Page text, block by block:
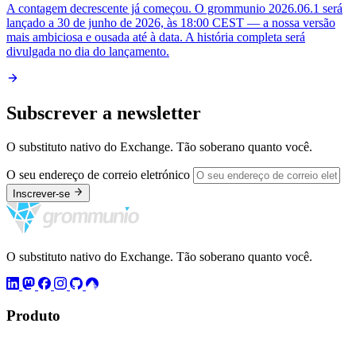
A contagem decrescente já começou. O grommunio 2026.06.1 será
lançado a 30 de junho de 2026, às 18:00 CEST — a nossa versão
mais ambiciosa e ousada até à data. A história completa será
divulgada no dia do lançamento.
Subscrever a newsletter
O substituto nativo do Exchange. Tão soberano quanto você.
O seu endereço de correio eletrónico
Inscrever-se
O substituto nativo do Exchange. Tão soberano quanto você.
Produto